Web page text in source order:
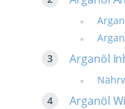
Arganöl
Arganöl